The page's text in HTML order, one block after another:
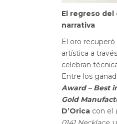
El regreso del
narrativa
El oro
artística a
celebran
Entre los
Award – Best
Gold
D’Orica con el